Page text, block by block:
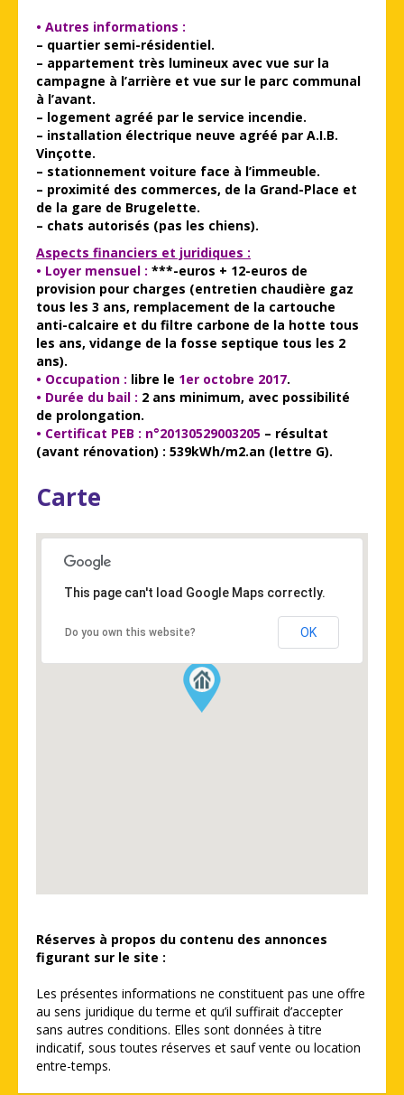
• Autres informations :
– quartier semi-résidentiel.
– appartement très lumineux avec vue sur la
campagne à l’arrière et vue sur le parc communal
à l’avant.
– logement agréé par le service incendie.
– installation électrique neuve agréé par A.I.B.
Vinçotte.
– stationnement voiture face à l’immeuble.
– proximité des commerces, de la Grand-Place et
de la gare de Brugelette.
– chats autorisés (pas les chiens).
Aspects financiers et juridiques :
• Loyer mensuel : ***-euros + 12-euros de
provision pour charges (entretien chaudière gaz
tous les 3 ans, remplacement de la cartouche
anti-calcaire et du filtre carbone de la hotte tous
les ans, vidange de la fosse septique tous les 2
ans).
• Occupation : libre le 1er octobre 2017.
• Durée du bail : 2 ans minimum, avec possibilité
de prolongation.
• Certificat PEB : n°20130529003205 – résultat
(avant rénovation) : 539kWh/m2.an (lettre G).
Carte
This page can't load Google Maps correctly.
Do you own this website? OK
Réserves à propos du contenu des annonces
figurant sur le site :
Les présentes informations ne constituent pas une offre
au sens juridique du terme et qu’il suffirait d’accepter
sans autres conditions. Elles sont données à titre
indicatif, sous toutes réserves et sauf vente ou location
entre-temps.